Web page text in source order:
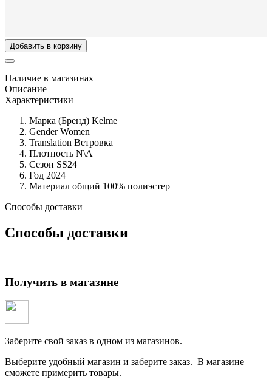
Добавить в корзину
Наличие в магазинах
Описание
Характеристики
Марка (Бренд) Kelme
Gender Women
Translation Ветровка
Плотность N\A
Сезон SS24
Год 2024
Материал общий 100% полиэстер
Способы доставки
Способы доставки
Получить в магазине
Заберите свой заказ в одном из магазинов.
Выберите удобный магазин и заберите заказ. В магазине
сможете примерить товары.